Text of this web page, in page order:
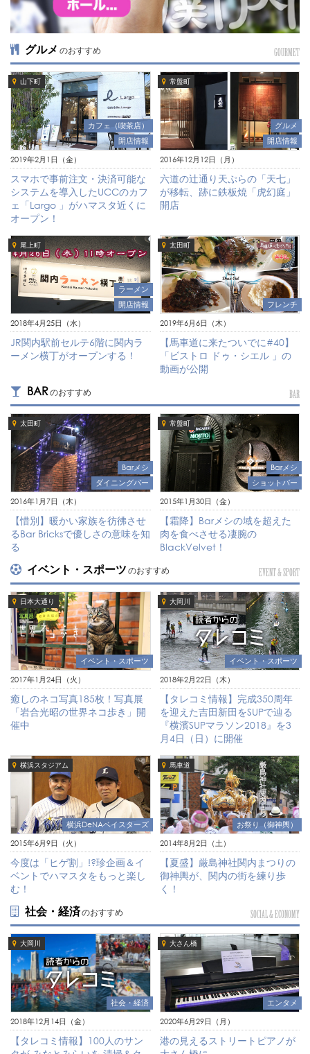
グルメ のおすすめ GOURMET
山下町
カフェ（喫茶店）
開店情報
2019年2月1日（金）
スマホで事前注文・決済可能な
システムを導入したUCCのカフ
ェ「Largo 」がハマスタ近くに
オープン！
常盤町
グルメ
開店情報
2016年12月12日（月）
六道の辻通り天ぷらの「天七」
が移転、跡に鉄板焼「虎幻庭」
開店
尾上町
ラーメン
開店情報
2018年4月25日（水）
JR関内駅前セルテ6階に関内ラ
ーメン横丁がオープンする！
太田町
フレンチ
2019年6月6日（木）
【馬車道に来たついでに#40】
「ビストロ ドゥ・シエル 」の
動画が公開
BARのおすすめ BAR
太田町
Barメシ
ダイニングバー
2016年1月7日（木）
【惜別】暖かい家族を彷彿させ
るBar Bricksで優しさの意味を知
る
常盤町
Barメシ
ショットバー
2015年1月30日（金）
【霜降】Barメシの域を超えた
肉を食べさせる凄腕の
BlackVelvet！
イベント・スポーツ のおすすめ EVENT & SPORT
日本大通り
イベント・スポーツ
2017年1月24日（火）
癒しのネコ写真185枚！写真展
「岩合光昭の世界ネコ歩き」開
催中
大岡川
イベント・スポーツ
2018年2月22日（木）
【タレコミ情報】完成350周年
を迎えた吉田新田をSUPで辿る
『横濱SUPマラソン2018』を3
月4日（日）に開催
横浜スタジアム
横浜DeNAベイスターズ
2015年6月9日（火）
今度は「ヒゲ割」!?珍企画＆イ
ベントでハマスタをもっと楽し
む！
馬車道
お祭り（御神輿）
2014年8月2日（土）
【夏盛】厳島神社関内まつりの
御神輿が、関内の街を練り歩
く！
社会・経済のおすすめ SOCIAL & ECONOMY
大岡川
社会・経済
2018年12月14日（金）
【タレコミ情報】100人のサン
大さん橋
エンタメ
2020年6月29日（月）
港の見えるストリートピアノが